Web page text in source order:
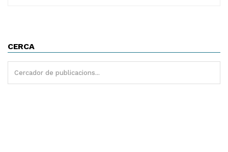
CERCA